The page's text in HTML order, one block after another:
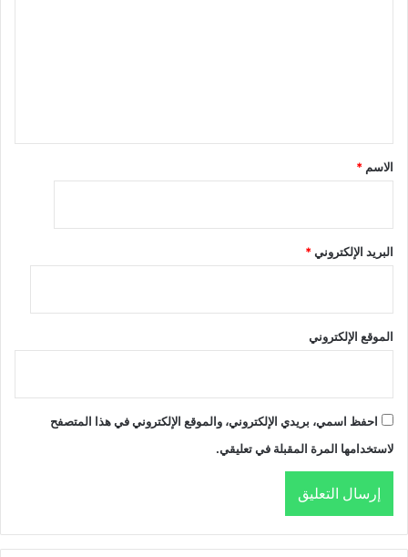
الاسم *
البريد الإلكتروني*
الموقع الإلكتروني
احفظ اسمي، بريدي الإلكتروني، والموقع الإلكتروني في هذا المتصفح
لاستخدامها المرة المقبلة في تعليقي.